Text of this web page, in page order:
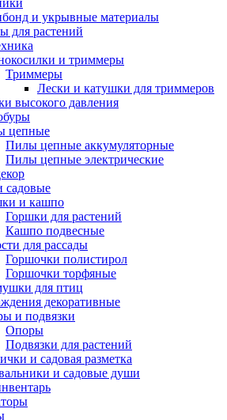
и укрывные материалы
для растений
и триммеры
Триммеры
Лески и катушки для триммеров
высокого давления
цепные
Пилы цепные аккумуляторные
Пилы цепные электрические
садовые
и кашпо
Горшки для растений
Кашпо подвесные
для рассады
Горшочки полистирол
Горшочки торфяные
для птиц
декоративные
и подвязки
Опоры
Подвязки для растений
и садовая разметка
и садовые души